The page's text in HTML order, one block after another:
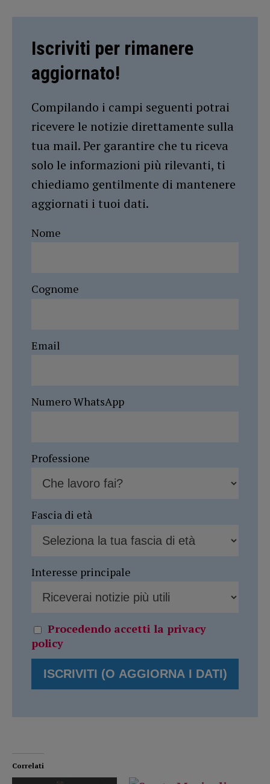
Iscriviti per rimanere
aggiornato!
Compilando i campi seguenti potrai
ricevere le notizie direttamente sulla
tua mail. Per garantire che tu riceva
solo le informazioni più rilevanti, ti
chiediamo gentilmente di mantenere
aggiornati i tuoi dati.
Nome
Cognome
Email
Numero WhatsApp
Professione
Fascia di età
Interesse principale
Procedendo accetti la privacy
policy
Correlati